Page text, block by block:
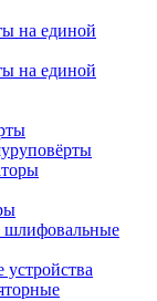
на единой
на единой
шлифовальные